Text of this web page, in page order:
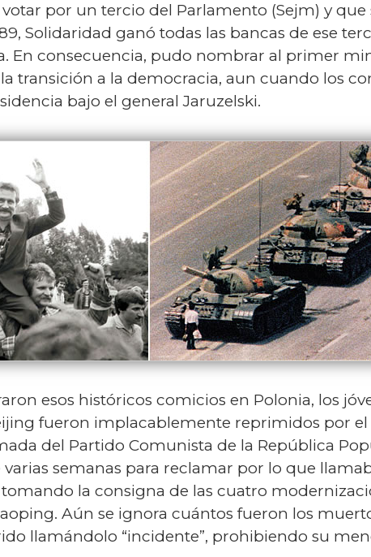
por un tercio del Parlamento (Sejm) y que
Solidaridad ganó todas las bancas de ese
En consecuencia, pudo nombrar al primer
transición a la democracia, aun cuando los
bajo el general Jaruzelski.
esos históricos comicios en Polonia, los
fueron implacablemente reprimidos por
del Partido Comunista de la República
semanas para reclamar por lo que
la consigna de las cuatro
Aún se ignora cuántos fueron los
llamándolo “incidente”, prohibiendo su